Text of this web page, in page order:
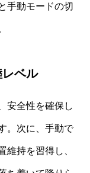
手動モードの切
ベル
安全性を確保し
。次に、手動で
維持を習得し、